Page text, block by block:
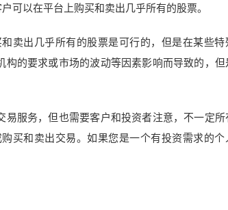
可以在平台上购买和卖出几乎所有的股票。
卖出几乎所有的股票是可行的，但是在某些特
的要求或市场的波动等因素影响而导致的，但
服务，但也需要客户和投资者注意，不一定所
买和卖出交易。如果您是一个有投资需求的个